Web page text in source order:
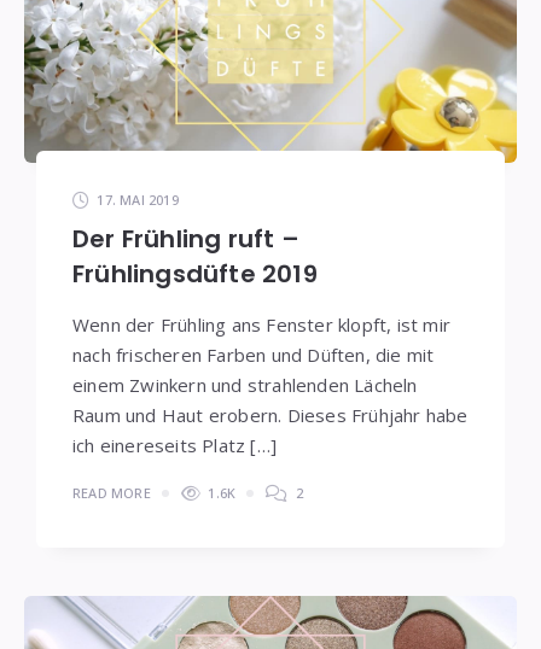
17. MAI 2019
Der Frühling ruft –
Frühlingsdüfte 2019
Wenn der Frühling ans Fenster klopft, ist mir
nach frischeren Farben und Düften, die mit
einem Zwinkern und strahlenden Lächeln
Raum und Haut erobern. Dieses Frühjahr habe
ich einereseits Platz […]
READ MORE 1.6K 2